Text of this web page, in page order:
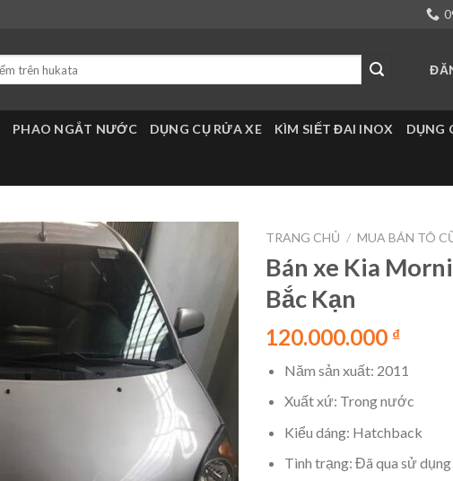
PHAO NGẮT NƯỚC DỤNG CỤ RỬA XE KÌM SIẾT ĐAI INOX DỤNG
TRANG CHỦ / MUA BÁN TÔ
Bán xe Kia
Bắc Kạn
120.000.000 ₫
Năm sản xuất: 2011
Xuất xứ: Trong nước
Kiểu dáng: Hatchback
Tình trạng: Đã qua sử dụng